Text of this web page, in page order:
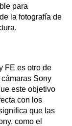
para
la fotografía de
FE es otro de
Sony
este objetivo
con los
que las
como el